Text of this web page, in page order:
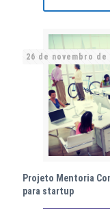
26 de novembro de
Projeto Mentoria
para startup